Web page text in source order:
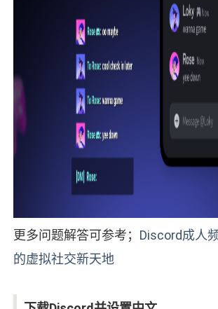
更多问题解答可参考； Discord成人
的虚拟社交新天地